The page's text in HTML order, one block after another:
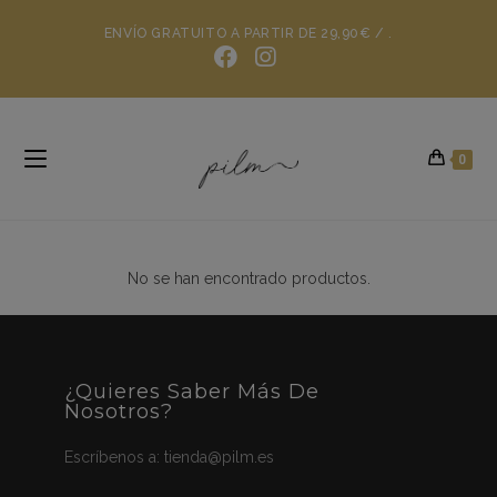
ENVÍO GRATUITO A PARTIR DE 29,90€ / .
0
No se han encontrado productos.
¿Quieres Saber Más De
Nosotros?
Escríbenos a:tienda@pilm.es